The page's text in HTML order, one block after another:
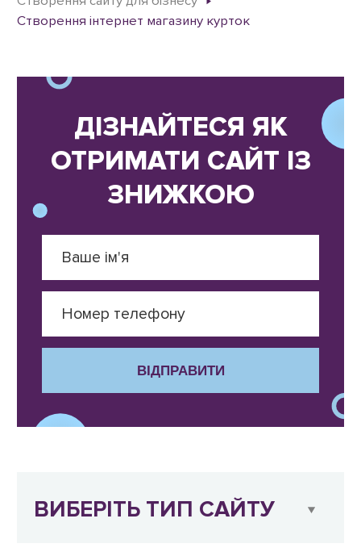
Створення інтернет магазину курток
ДІЗНАЙТЕСЯ ЯК
ОТРИМАТИ САЙТ ІЗ
ЗНИЖКОЮ
ВІДПРАВИТИ
ВИБЕРІТЬ ТИП САЙТУ